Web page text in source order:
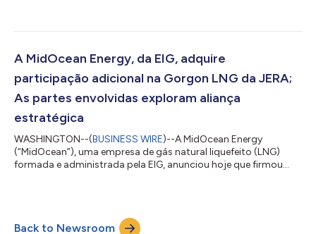
milhões da Idemitsu Kosan, uma empresa global de energia
cadeia de valor do setor; e compromissos adicionais de US$
790 milhões de investidores novos e existent...
A MidOcean Energy, da EIG, adquire
participação adicional na Gorgon LNG da JERA;
As partes envolvidas exploram aliança
estratégica
WASHINGTON--(BUSINESS WIRE)--A MidOcean Energy
(“MidOcean”), uma empresa de gás natural liquefeito (LNG)
formada e administrada pela EIG, anunciou hoje que firmou
projeto Gorgon LNG, e esta transação aumenta sua
participação no Gorgon para 1,417%. O escopo da transação
Back to Newsroom